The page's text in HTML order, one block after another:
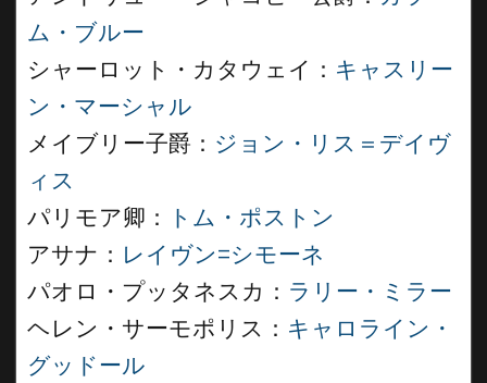
ム・ブルー
シャーロット・カタウェイ： キャスリー
ン・マーシャル
メイブリー子爵： ジョン・リス＝デイヴ
ィス
パリモア卿：
トム・ポストン
アサナ： レイヴン=シモーネ
パオロ・プッタネスカ： ラリー・ミラー
ヘレン・サーモポリス： キャロライン・
グッドール